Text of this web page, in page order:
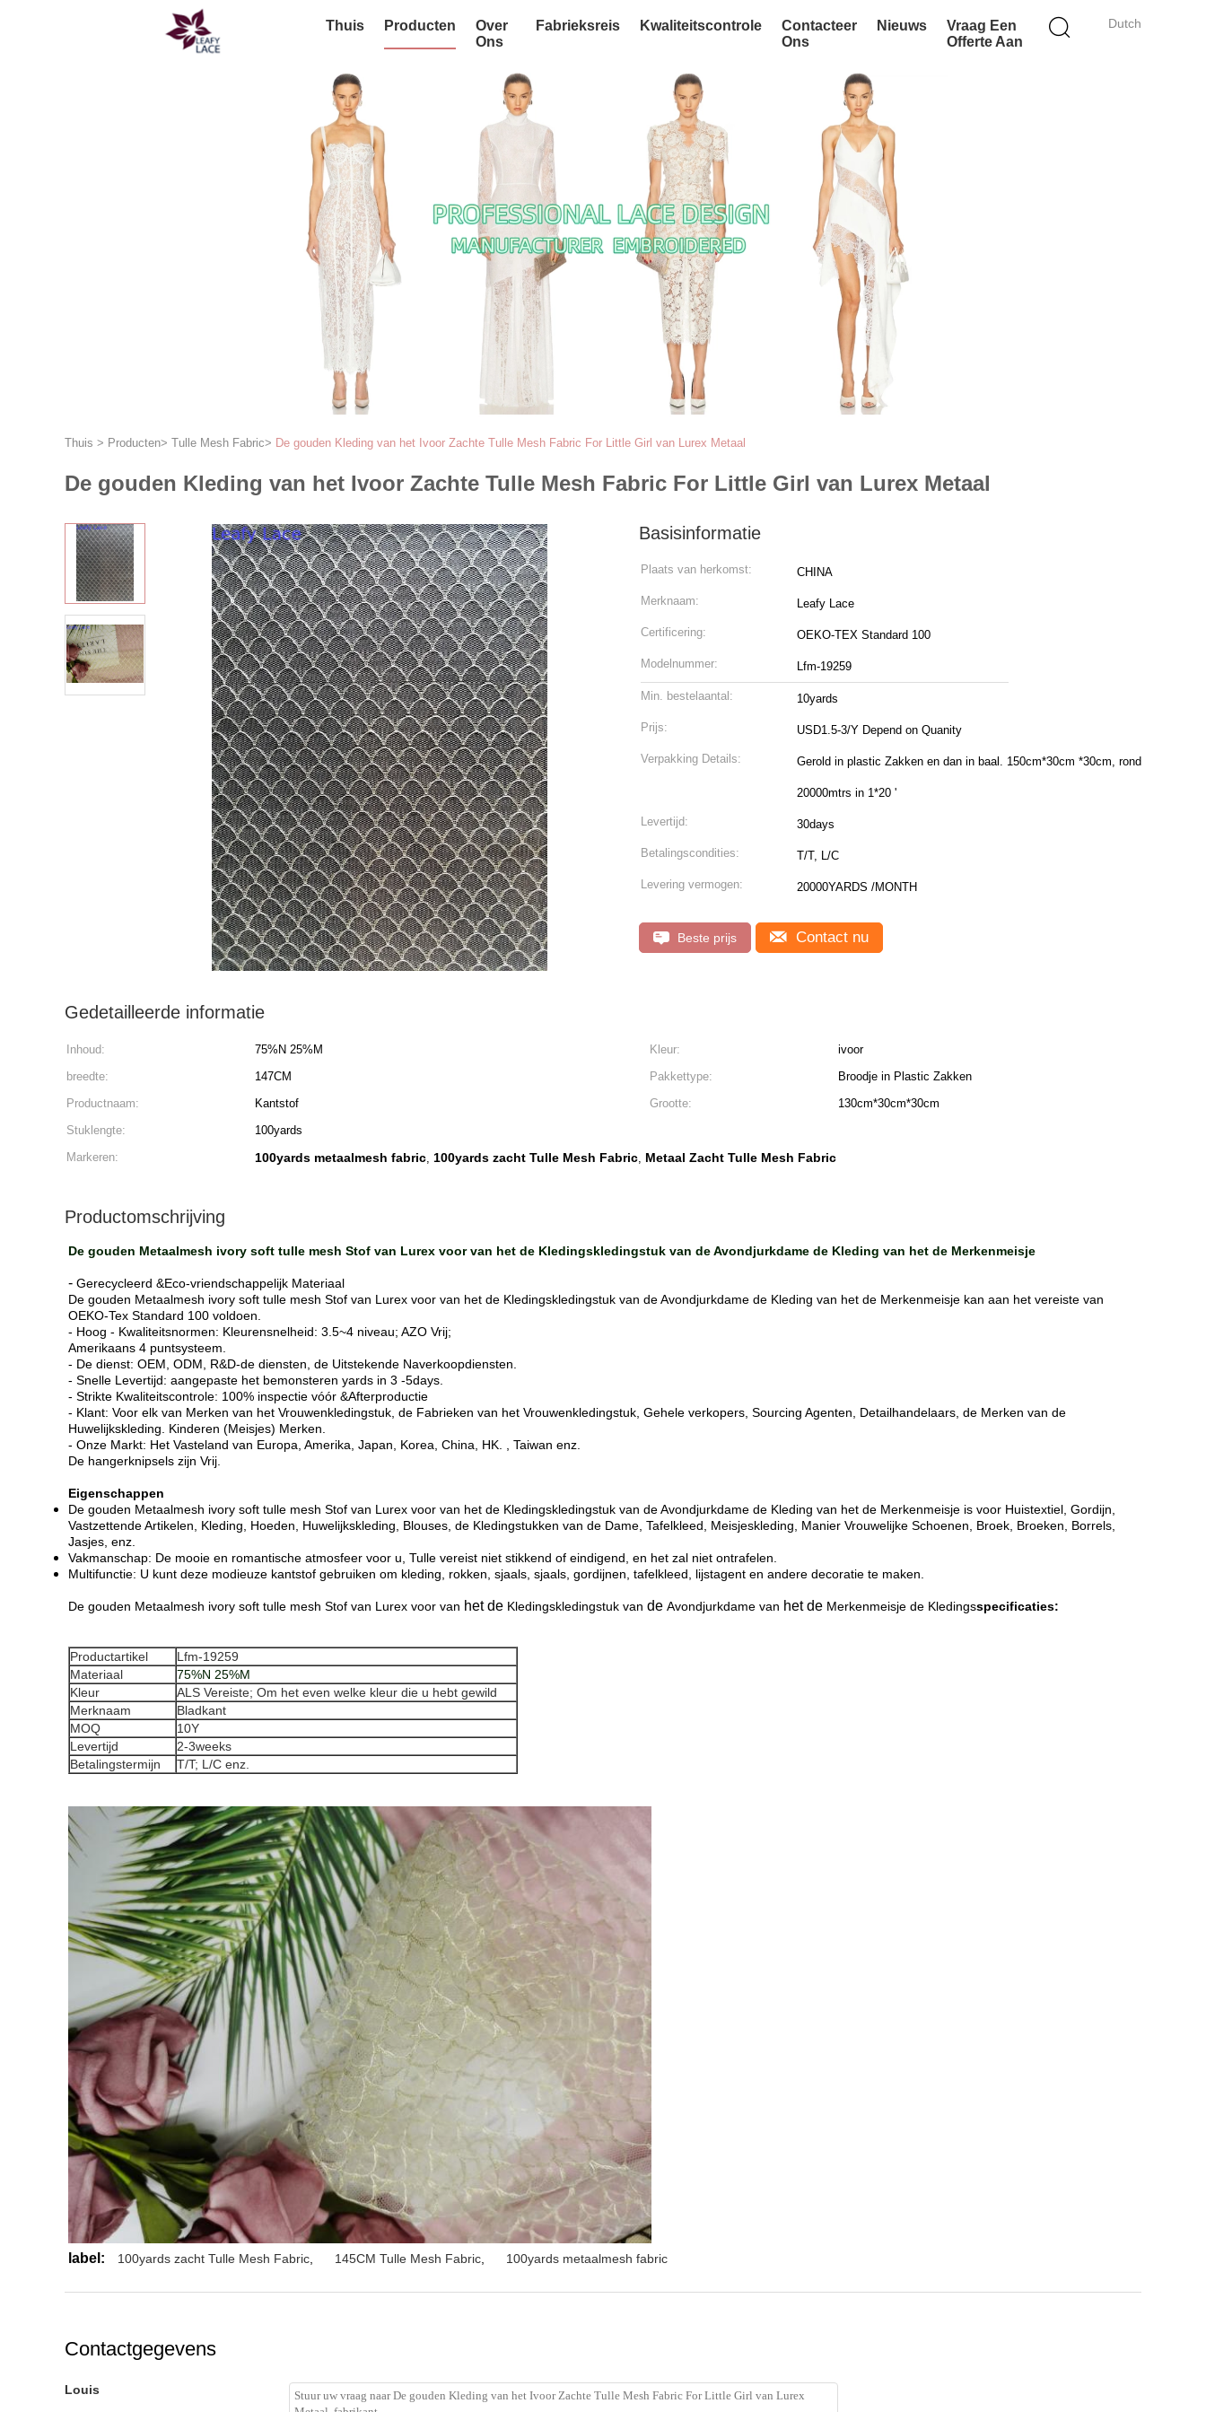
Dutch
Thuis Producten
Over
Ons
Fabrieksreis Kwaliteitscontrole
Contacteer
Ons
Nieuws
Vraag Een
Offerte Aan
Thuis > Producten> Tulle Mesh Fabric> De gouden Kleding van het Ivoor Zachte Tulle Mesh Fabric For Little Girl van Lurex Metaal
De gouden Kleding van het Ivoor Zachte Tulle Mesh Fabric For Little Girl van Lurex Metaal
Basisinformatie
Plaats van herkomst: CHINA
Merknaam: Leafy Lace
Certificering: OEKO-TEX Standard 100
Modelnummer: Lfm-19259
Min. bestelaantal: 10yards
Prijs: USD1.5-3/Y Depend on Quanity
Verpakking Details: Gerold in plastic Zakken en dan in baal. 150cm*30cm *30cm, rond
20000mtrs in 1*20 '
Levertijd: 30days
Betalingscondities: T/T, L/C
Levering vermogen: 20000YARDS /MONTH
Beste prijs Contact nu
Gedetailleerde informatie
Inhoud: 75%N 25%M Kleur:
ivoor
breedte:
147CM Pakkettype:
Broodje in Plastic Zakken
Productnaam:
Kantstof Grootte:
130cm*30cm*30cm
Stuklengte:
100yards
Markeren:
100yards metaalmesh fabric, 100yards zacht Tulle Mesh Fabric, Metaal Zacht Tulle Mesh Fabric
Productomschrijving
De gouden Metaalmesh ivory soft tulle mesh Stof van Lurex voor van het de Kledingskledingstuk van de Avondjurkdame de Kleding van het de Merkenmeisje
- Gerecycleerd &Eco-vriendschappelijk Materiaal
De gouden Metaalmesh ivory soft tulle mesh Stof van Lurex voor van het de Kledingskledingstuk van de Avondjurkdame de Kleding van het de Merkenmeisje kan aan het vereiste van
OEKO-Tex Standard 100 voldoen.
- Hoog - Kwaliteitsnormen: Kleurensnelheid: 3.5~4 niveau; AZO Vrij;
Amerikaans 4 puntsysteem.
- De dienst: OEM, ODM, R&D-de diensten, de Uitstekende Naverkoopdiensten.
- Snelle Levertijd: aangepaste het bemonsteren yards in 3 -5days.
- Strikte Kwaliteitscontrole: 100% inspectie vóór &Afterproductie
- Klant: Voor elk van Merken van het Vrouwenkledingstuk, de Fabrieken van het Vrouwenkledingstuk, Gehele verkopers, Sourcing Agenten, Detailhandelaars, de Merken van de
Huwelijkskleding. Kinderen (Meisjes) Merken.
- Onze Markt: Het Vasteland van Europa, Amerika, Japan, Korea, China, HK. , Taiwan enz.
De hangerknipsels zijn Vrij.
Eigenschappen
De gouden Metaalmesh ivory soft tulle mesh Stof van Lurex voor van het de Kledingskledingstuk van de Avondjurkdame de Kleding van het de Merkenmeisje is voor Huistextiel, Gordijn,
Vastzettende Artikelen, Kleding, Hoeden, Huwelijkskleding, Blouses, de Kledingstukken van de Dame, Tafelkleed, Meisjeskleding, Manier Vrouwelijke Schoenen, Broek, Broeken, Borrels,
Jasjes, enz.
Vakmanschap: De mooie en romantische atmosfeer voor u, Tulle vereist niet stikkend of eindigend, en het zal niet ontrafelen.
Multifunctie: U kunt deze modieuze kantstof gebruiken om kleding, rokken, sjaals, sjaals, gordijnen, tafelkleed, lijstagent en andere decoratie te maken.
De gouden Metaalmesh ivory soft tulle mesh Stof van Lurex voor van het de Kledingskledingstuk van de Avondjurkdame van het de Merkenmeisje de Kledingsspecificaties:
Productartikel
Lfm-19259
Materiaal
75%N 25%M
Kleur
ALS Vereiste; Om het even welke kleur die u hebt gewild
Merknaam
Bladkant
MOQ
10Y
Levertijd
2-3weeks
Betalingstermijn
T/T; L/C enz.
label: 100yards zacht Tulle Mesh Fabric 145CM Tulle Mesh Fabric 100yards metaalmesh fabric
Contactgegevens
Louis